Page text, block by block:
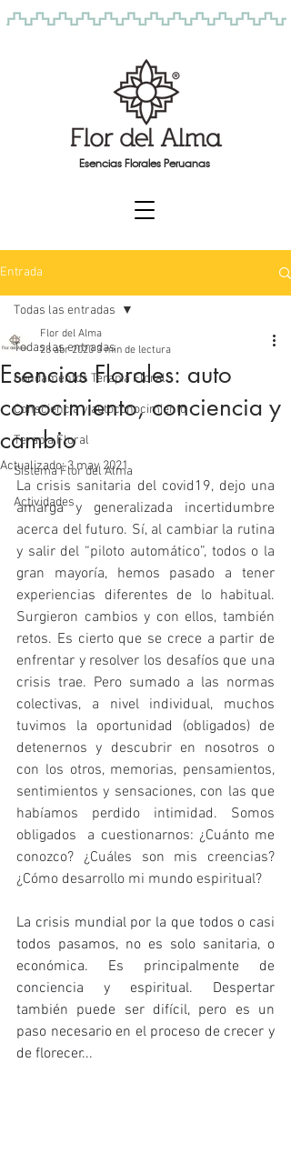
Esencias Florales Peruanas
Entrada
Todas las entradas
Fundamentos Terapia Floral
Consciencia y autoconocimiento
Terapia Floral
Sistema Flor del Alma
Actividades
Todas las entradas
Esencias Florales: auto
conocimiento, conciencia y
cambio
Flor del Alma
28 abr 2020 3 min de lectura
Actualizado:3 may 2021
La crisis sanitaria del covid19, dejo una
amarga y generalizada incertidumbre
acerca del futuro. Sí, al cambiar la rutina
y salir del “piloto automático”, todos o la
gran mayoría, hemos pasado a tener
experiencias diferentes de lo habitual.
Surgieron cambios y con ellos, también
retos. Es cierto que se crece a partir de
enfrentar y resolver los desafíos que una
crisis trae. Pero sumado a las normas
colectivas, a nivel individual, muchos
tuvimos la oportunidad (obligados) de
detenernos y descubrir en nosotros o
con los otros, memorias, pensamientos,
sentimientos y sensaciones, con las que
habíamos perdido intimidad. Somos
obligados  a cuestionarnos: ¿Cuánto me
conozco? ¿Cuáles son mis creencias?
¿Cómo desarrollo mi mundo espiritual?
La crisis mundial por la que todos o casi
todos pasamos, no es solo sanitaria, o
económica. Es principalmente de
conciencia y espiritual. Despertar
también puede ser difícil, pero es un
paso necesario en el proceso de crecer y
de florecer...